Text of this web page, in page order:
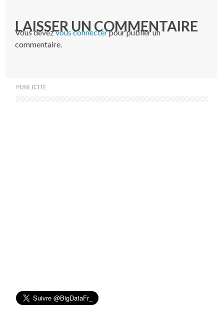
LAISSER UN COMMENTAIRE
Vous devezvous connecterpour publier un
commentaire.
PUBLICITÉ